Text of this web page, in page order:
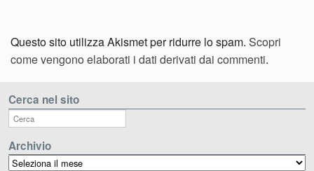
Questo sito utilizza Akismet per ridurre lo spam. Scopri
come vengono elaborati i dati derivati dai commenti.
Cerca nel sito
Archivio
Archivio